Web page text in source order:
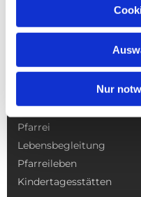
Nur
Gottesdienste
Pfarrei
Lebensbegleitung
Pfarreileben
Kindertagesstätten